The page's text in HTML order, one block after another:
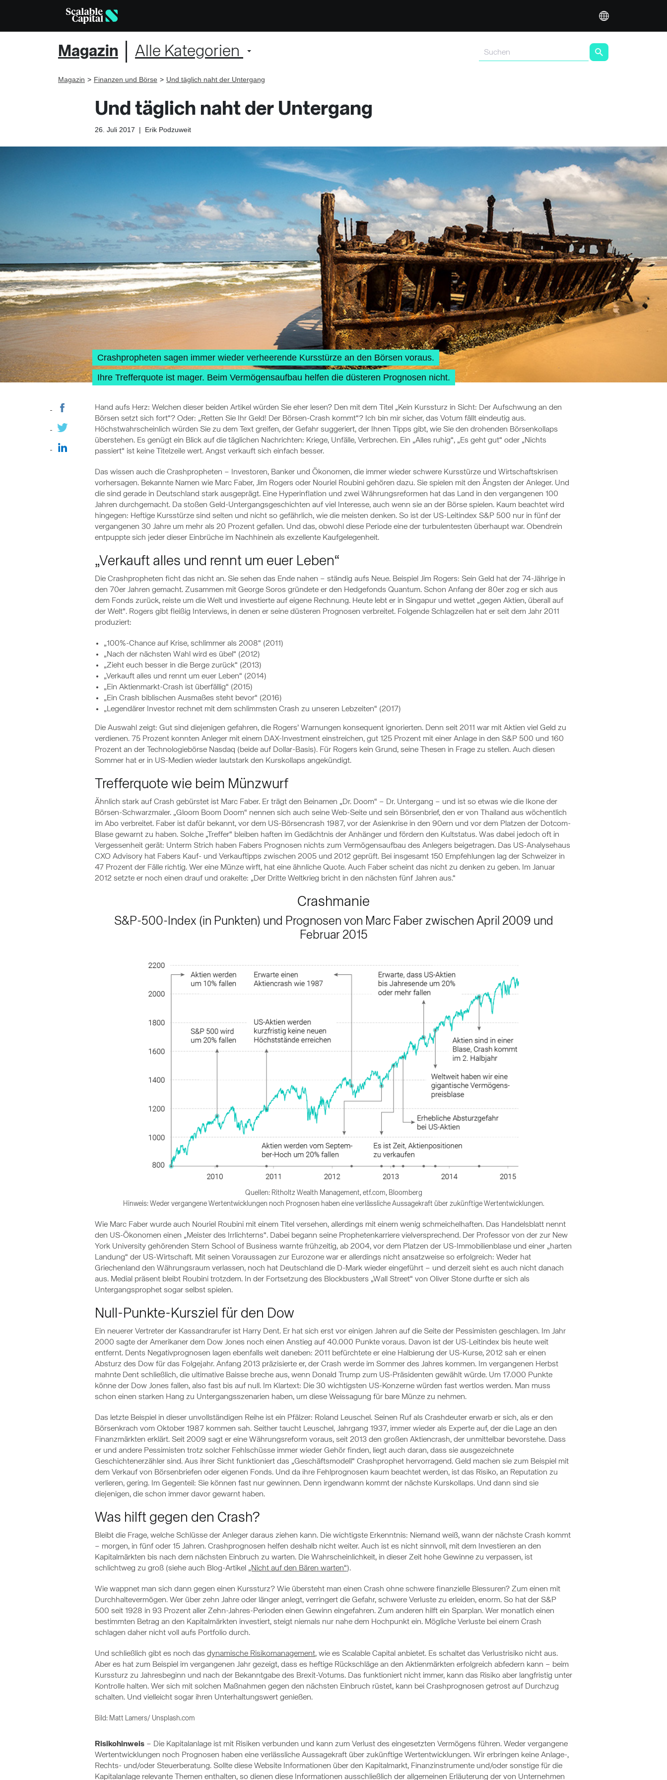
Magazin Alle Kategorien
Magazin Finanzen und Börse Und täglich naht der Untergang
Und täglich naht der Untergang
26. Juli 2017 | Erik Podzuweit
Crashpropheten sagen immer wieder verheerende Kursstürze an den Börsen voraus.
Ihre Trefferquote ist mager. Beim Vermögensaufbau helfen die düsteren Prognosen nicht.
Hand aufs Herz: Welchen dieser beiden Artikel würden Sie eher lesen? Den mit dem Titel „Kein Kurssturz in Sicht: Der Aufschwung an den
Börsen setzt sich fort“? Oder: „Retten Sie Ihr Geld! Der Börsen-Crash kommt“? Ich bin mir sicher, das Votum fällt eindeutig aus.
Höchstwahrscheinlich würden Sie zu dem Text greifen, der Gefahr suggeriert, der Ihnen Tipps gibt, wie Sie den drohenden Börsenkollaps
überstehen. Es genügt ein Blick auf die täglichen Nachrichten: Kriege, Unfälle, Verbrechen. Ein „Alles ruhig“, „Es geht gut“ oder „Nichts
passiert“ ist keine Titelzeile wert. Angst verkauft sich einfach besser.
Das wissen auch die Crashpropheten – Investoren, Banker und Ökonomen, die immer wieder schwere Kursstürze und Wirtschaftskrisen
vorhersagen. Bekannte Namen wie Marc Faber, Jim Rogers oder Nouriel Roubini gehören dazu. Sie spielen mit den Ängsten der Anleger. Und
die sind gerade in Deutschland stark ausgeprägt. Eine Hyperinflation und zwei Währungsreformen hat das Land in den vergangenen 100
Jahren durchgemacht. Da stoßen Geld-Untergangsgeschichten auf viel Interesse, auch wenn sie an der Börse spielen. Kaum beachtet wird
hingegen: Heftige Kursstürze sind selten und nicht so gefährlich, wie die meisten denken. So ist der US-Leitindex S&P 500 nur in fünf der
vergangenen 30 Jahre um mehr als 20 Prozent gefallen. Und das, obwohl diese Periode eine der turbulentesten überhaupt war. Obendrein
entpuppte sich jeder dieser Einbrüche im Nachhinein als exzellente Kaufgelegenheit.
„Verkauft alles und rennt um euer Leben“
Die Crashpropheten ficht das nicht an. Sie sehen das Ende nahen – ständig aufs Neue. Beispiel Jim Rogers: Sein Geld hat der 74-Jährige in
den 70er Jahren gemacht. Zusammen mit George Soros gründete er den Hedgefonds Quantum. Schon Anfang der 80er zog er sich aus
dem Fonds zurück, reiste um die Welt und investierte auf eigene Rechnung. Heute lebt er in Singapur und wettet „gegen Aktien, überall auf
der Welt“. Rogers gibt fleißig Interviews, in denen er seine düsteren Prognosen verbreitet. Folgende Schlagzeilen hat er seit dem Jahr 2011
produziert:
„100%-Chance auf Krise, schlimmer als 2008“ (2011)
„Nach der nächsten Wahl wird es übel“ (2012)
„Zieht euch besser in die Berge zurück“ (2013)
„Verkauft alles und rennt um euer Leben“ (2014)
„Ein Aktienmarkt-Crash ist überfällig“ (2015)
„Ein Crash biblischen Ausmaßes steht bevor“ (2016)
„Legendärer Investor rechnet mit dem schlimmsten Crash zu unseren Lebzeiten“ (2017)
Die Auswahl zeigt: Gut sind diejenigen gefahren, die Rogers’ Warnungen konsequent ignorierten. Denn seit 2011 war mit Aktien viel Geld zu
verdienen. 75 Prozent konnten Anleger mit einem DAX-Investment einstreichen, gut 125 Prozent mit einer Anlage in den S&P 500 und 160
Prozent an der Technologiebörse Nasdaq (beide auf Dollar-Basis). Für Rogers kein Grund, seine Thesen in Frage zu stellen. Auch diesen
Sommer hat er in US-Medien wieder lautstark den Kurskollaps angekündigt.
Trefferquote wie beim Münzwurf
Ähnlich stark auf Crash gebürstet ist Marc Faber. Er trägt den Beinamen „Dr. Doom“ – Dr. Untergang – und ist so etwas wie die Ikone der
Börsen-Schwarzmaler. „Gloom Boom Doom“ nennen sich auch seine Web-Seite und sein Börsenbrief, den er von Thailand aus wöchentlich
im Abo verbreitet. Faber ist dafür bekannt, vor dem US-Börsencrash 1987, vor der Asienkrise in den 90ern und vor dem Platzen der Dotcom-
Blase gewarnt zu haben. Solche „Treffer“ bleiben haften im Gedächtnis der Anhänger und fördern den Kultstatus. Was dabei jedoch oft in
Vergessenheit gerät: Unterm Strich haben Fabers Prognosen nichts zum Vermögensaufbau des Anlegers beigetragen. Das US-Analysehaus
CXO Advisory hat Fabers Kauf- und Verkauftipps zwischen 2005 und 2012 geprüft. Bei insgesamt 150 Empfehlungen lag der Schweizer in
47 Prozent der Fälle richtig. Wer eine Münze wirft, hat eine ähnliche Quote. Auch Faber scheint das nicht zu denken zu geben. Im Januar
2012 setzte er noch einen drauf und orakelte: „Der Dritte Weltkrieg bricht in den nächsten fünf Jahren aus.“
Crashmanie
S&P-500-Index (in Punkten) und Prognosen von Marc Faber zwischen April 2009 und
Februar 2015
Quellen: Ritholtz Wealth Management, etf.com, Bloomberg
Hinweis: Weder vergangene Wertentwicklungen noch Prognosen haben eine verlässliche Aussagekraft über zukünftige Wertentwicklungen.
Wie Marc Faber wurde auch Nouriel Roubini mit einem Titel versehen, allerdings mit einem wenig schmeichelhaften. Das Handelsblatt nennt
den US-Ökonomen einen „Meister des Irrlichterns“. Dabei begann seine Prophetenkarriere vielversprechend. Der Professor von der zur New
York University gehörenden Stern School of Business warnte frühzeitig, ab 2004, vor dem Platzen der US-Immobilienblase und einer „harten
Landung“ der US-Wirtschaft. Mit seinen Voraussagen zur Eurozone war er allerdings nicht ansatzweise so erfolgreich: Weder hat
Griechenland den Währungsraum verlassen, noch hat Deutschland die D-Mark wieder eingeführt – und derzeit sieht es auch nicht danach
aus. Medial präsent bleibt Roubini trotzdem. In der Fortsetzung des Blockbusters „Wall Street“ von Oliver Stone durfte er sich als
Untergangsprophet sogar selbst spielen.
Null-Punkte-Kursziel für den Dow
Ein neuerer Vertreter der Kassandrarufer ist Harry Dent. Er hat sich erst vor einigen Jahren auf die Seite der Pessimisten geschlagen. Im Jahr
2000 sagte der Amerikaner dem Dow Jones noch einen Anstieg auf 40.000 Punkte voraus. Davon ist der US-Leitindex bis heute weit
entfernt. Dents Negativprognosen lagen ebenfalls weit daneben: 2011 befürchtete er eine Halbierung der US-Kurse, 2012 sah er einen
Absturz des Dow für das Folgejahr. Anfang 2013 präzisierte er, der Crash werde im Sommer des Jahres kommen. Im vergangenen Herbst
mahnte Dent schließlich, die ultimative Baisse breche aus, wenn Donald Trump zum US-Präsidenten gewählt würde. Um 17.000 Punkte
könne der Dow Jones fallen, also fast bis auf null. Im Klartext: Die 30 wichtigsten US-Konzerne würden fast wertlos werden. Man muss
schon einen starken Hang zu Untergangsszenarien haben, um diese Weissagung für bare Münze zu nehmen.
Das letzte Beispiel in dieser unvollständigen Reihe ist ein Pfälzer: Roland Leuschel. Seinen Ruf als Crashdeuter erwarb er sich, als er den
Börsenkrach vom Oktober 1987 kommen sah. Seither taucht Leuschel, Jahrgang 1937, immer wieder als Experte auf, der die Lage an den
Finanzmärkten erklärt. Seit 2009 sagt er eine Währungsreform voraus, seit 2013 den großen Aktiencrash, der unmittelbar bevorstehe. Dass
er und andere Pessimisten trotz solcher Fehlschüsse immer wieder Gehör finden, liegt auch daran, dass sie ausgezeichnete
Geschichtenerzähler sind. Aus ihrer Sicht funktioniert das „Geschäftsmodell“ Crashprophet hervorragend. Geld machen sie zum Beispiel mit
dem Verkauf von Börsenbriefen oder eigenen Fonds. Und da ihre Fehlprognosen kaum beachtet werden, ist das Risiko, an Reputation zu
verlieren, gering. Im Gegenteil: Sie können fast nur gewinnen. Denn irgendwann kommt der nächste Kurskollaps. Und dann sind sie
diejenigen, die schon immer davor gewarnt haben.
Was hilft gegen den Crash?
Bleibt die Frage, welche Schlüsse der Anleger daraus ziehen kann. Die wichtigste Erkenntnis: Niemand weiß, wann der nächste Crash kommt
– morgen, in fünf oder 15 Jahren. Crashprognosen helfen deshalb nicht weiter. Auch ist es nicht sinnvoll, mit dem Investieren an den
Kapitalmärkten bis nach dem nächsten Einbruch zu warten. Die Wahrscheinlichkeit, in dieser Zeit hohe Gewinne zu verpassen, ist
schlichtweg zu groß (siehe auch Blog-Artikel „Nicht auf den Bären warten“).
Wie wappnet man sich dann gegen einen Kurssturz? Wie übersteht man einen Crash ohne schwere finanzielle Blessuren? Zum einen mit
Durchhaltevermögen. Wer über zehn Jahre oder länger anlegt, verringert die Gefahr, schwere Verluste zu erleiden, enorm. So hat der S&P
500 seit 1928 in 93 Prozent aller Zehn-Jahres-Perioden einen Gewinn eingefahren. Zum anderen hilft ein Sparplan. Wer monatlich einen
bestimmten Betrag an den Kapitalmärkten investiert, steigt niemals nur nahe dem Hochpunkt ein. Mögliche Verluste bei einem Crash
schlagen daher nicht voll aufs Portfolio durch.
Und schließlich gibt es noch das dynamische Risikomanagement, wie es Scalable Capital anbietet. Es schaltet das Verlustrisiko nicht aus.
Aber es hat zum Beispiel im vergangenen Jahr gezeigt, dass es heftige Rückschläge an den Aktienmärkten erfolgreich abfedern kann – beim
Kurssturz zu Jahresbeginn und nach der Bekanntgabe des Brexit-Votums. Das funktioniert nicht immer, kann das Risiko aber langfristig unter
Kontrolle halten. Wer sich mit solchen Maßnahmen gegen den nächsten Einbruch rüstet, kann bei Crashprognosen getrost auf Durchzug
schalten. Und vielleicht sogar ihren Unterhaltungswert genießen.
Bild: Matt Lamers/ Unsplash.com
Risikohinweis – Die Kapitalanlage ist mit Risiken verbunden und kann zum Verlust des eingesetzten Vermögens führen. Weder vergangene
Wertentwicklungen noch Prognosen haben eine verlässliche Aussagekraft über zukünftige Wertentwicklungen. Wir erbringen keine Anlage-,
Rechts- und/oder Steuerberatung. Sollte diese Website Informationen über den Kapitalmarkt, Finanzinstrumente und/oder sonstige für die
Kapitalanlage relevante Themen enthalten, so dienen diese Informationen ausschließlich der allgemeinen Erläuterung der von Unternehmen